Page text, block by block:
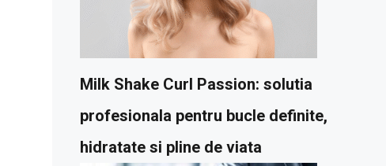
Milk Shake Curl Passion: solutia
profesionala pentru bucle definite,
hidratate si pline de viata